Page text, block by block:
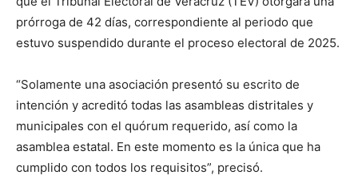
prórroga de 42 días, correspondiente al periodo que
estuvo suspendido durante el proceso electoral de 2025.
“Solamente una asociación presentó su escrito de
intención y acreditó todas las asambleas distritales y
municipales con el quórum requerido, así como la
asamblea estatal. En este momento es la única que ha
cumplido con todos los requisitos”, precisó.